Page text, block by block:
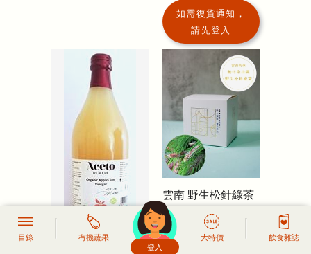
如需復貨通知，
請先登入
雲南 野生松針綠茶
(Wild Pine Needle
Tea & Green Tea)
(排毒能力顯著、能增強
目錄
有機蔬果
登入
頭像生成器: 快樂家庭網上店
大特價 飲食雜誌